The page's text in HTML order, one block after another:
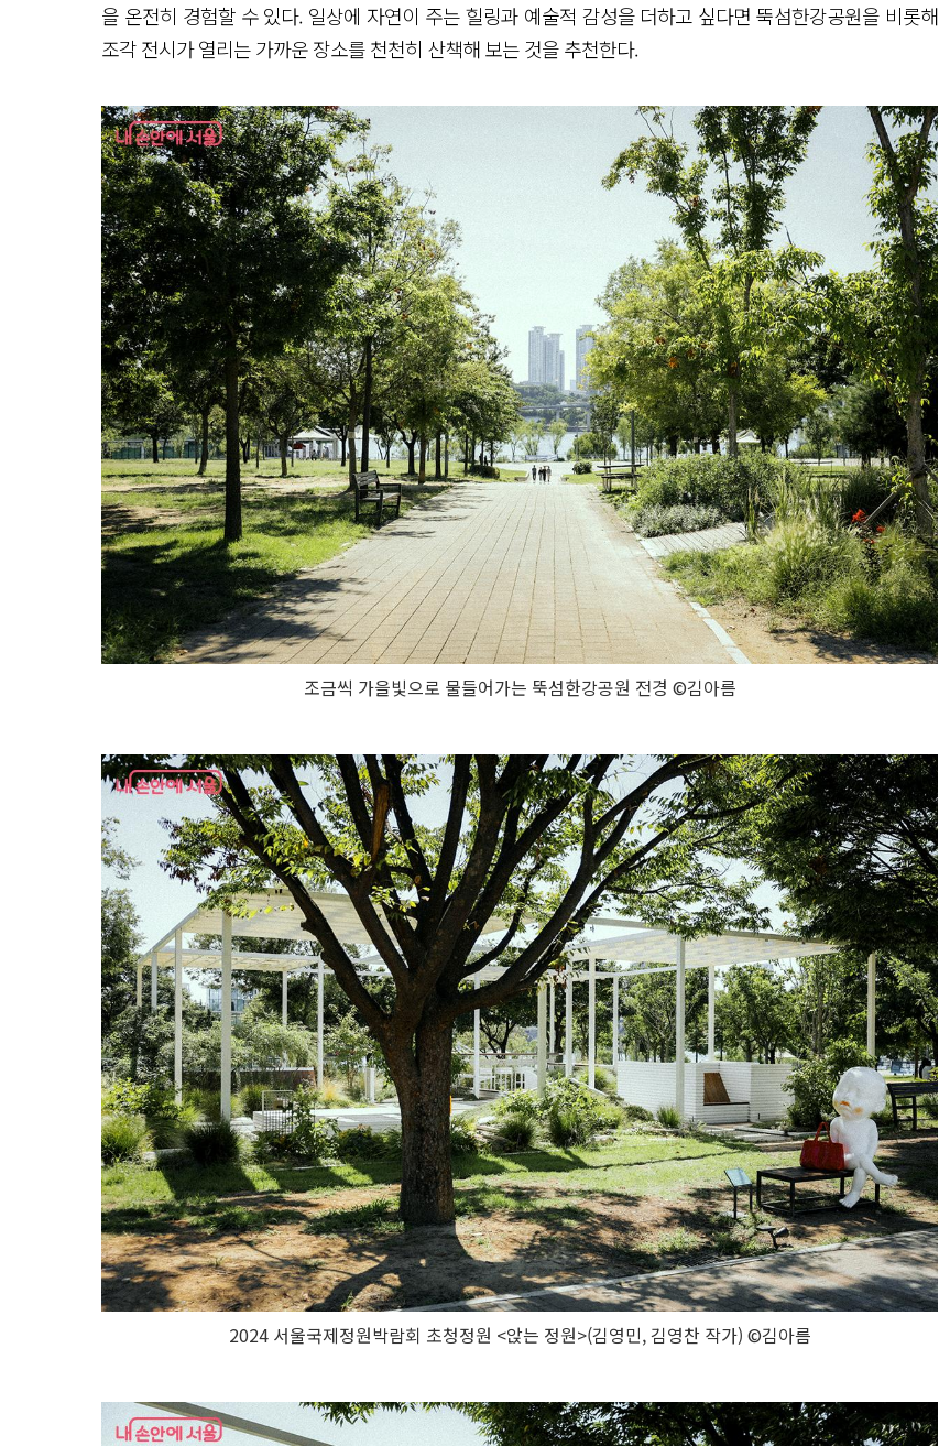
을 온전히 경험할 수 있다. 일상에 자연이 주는 힐링과 예술적 감성을 더하고 싶다면 뚝섬한강공원을 비롯해
조각 전시가 열리는 가까운 장소를 천천히 산책해 보는 것을 추천한다.
조금씩 가을빛으로 물들어가는 뚝섬한강공원 전경 ©김아름
2024 서울국제정원박람회 초청정원 <앉는 정원>(김영민, 김영찬 작가) ©김아름